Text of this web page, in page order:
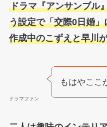
ドラマ『アンサンブル
う設定で「交際0日婚
作成中のこずえと早川
ドラマファン
もはやここ